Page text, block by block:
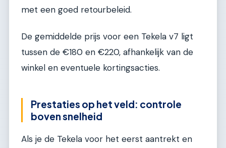
met een goed retourbeleid.
De gemiddelde prijs voor een Tekela v7 ligt
tussen de €180 en €220, afhankelijk van de
winkel en eventuele kortingsacties.
Prestaties op het veld: controle
boven snelheid
Als je de Tekela voor het eerst aantrekt en